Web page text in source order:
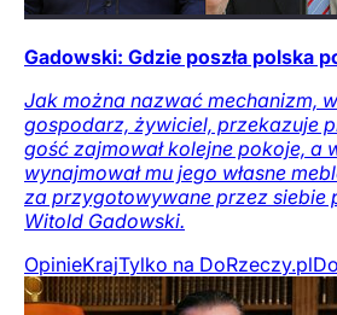
Gadowski: Gdzie poszła polska
Jak można nazwać mechanizm,
gospodarz, żywiciel, przekazuje
gość zajmował kolejne pokoje, a
wynajmował mu jego własne
za przygotowywane przez siebie
Witold Gadowski.
OpinieKrajTylko na DoRzeczy.pl